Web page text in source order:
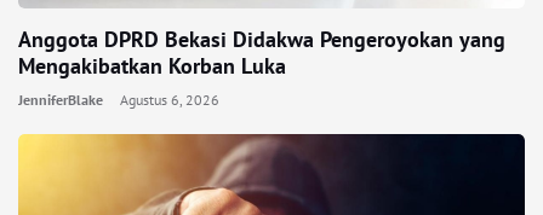
Anggota DPRD Bekasi Didakwa Pengeroyokan yang
Mengakibatkan Korban Luka
JenniferBlake Agustus 6, 2026